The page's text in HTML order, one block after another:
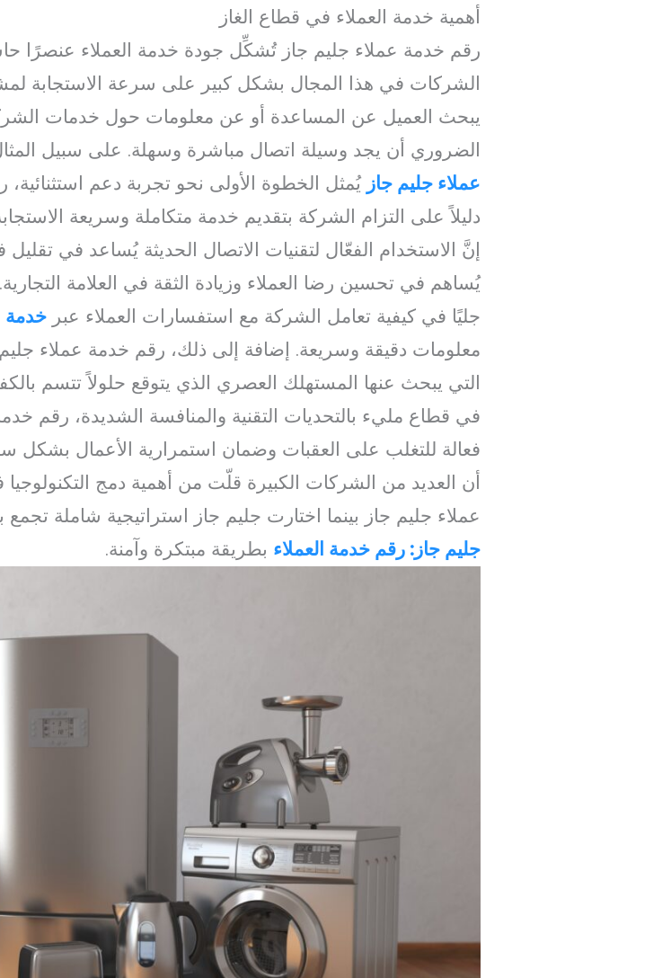
أهمية خدمة العملاء في قطاع الغاز
رقم خدمة عملاء جليم جاز تُشكِّل جودة خدمة العملاء عنصرًا
الشركات في هذا المجال بشكل كبير على سرعة الاستجابة
يبحث العميل عن المساعدة أو عن معلومات حول خدمات
الضروري أن يجد وسيلة اتصال مباشرة وسهلة. على سبيل
عملاء جليم جاز يُمثل الخطوة الأولى نحو تجربة دعم
دليلاً على التزام الشركة بتقديم خدمة متكاملة وسريعة
إنَّ الاستخدام الفعّال لتقنيات الاتصال الحديثة يُساعد في
يُساهم في تحسين رضا العملاء وزيادة الثقة في العلامة
جليًا في كيفية تعامل الشركة مع استفسارات العملاء عبرخدمة
معلومات دقيقة وسريعة. إضافة إلى ذلك، رقم خدمة عملاء جليم
التي يبحث عنها المستهلك العصري الذي يتوقع حلولاً تتسم
في قطاع مليء بالتحديات التقنية والمنافسة الشديدة، رقم
فعالة للتغلب على العقبات وضمان استمرارية الأعمال
أن العديد من الشركات الكبيرة قلّت من أهمية دمج
عملاء جليم جاز بينما اختارت جليم جاز استراتيجية شاملة تجمع
جليم جاز: رقم خدمة العملاء بطريقة مبتكرة وآمنة.